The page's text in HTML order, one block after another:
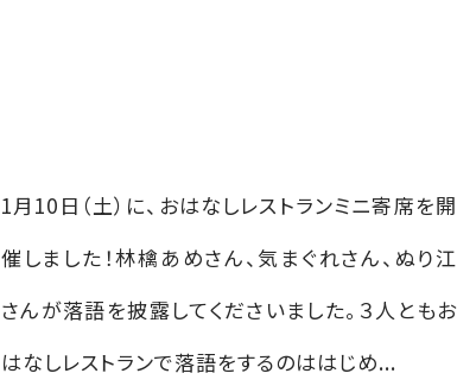
1月10日（土）に、おはなしレストランミニ寄席を開
催しました！林檎あめさん、気まぐれさん、ぬり江
さんが落語を披露してくださいました。３人ともお
はなしレストランで落語をするのははじめ...